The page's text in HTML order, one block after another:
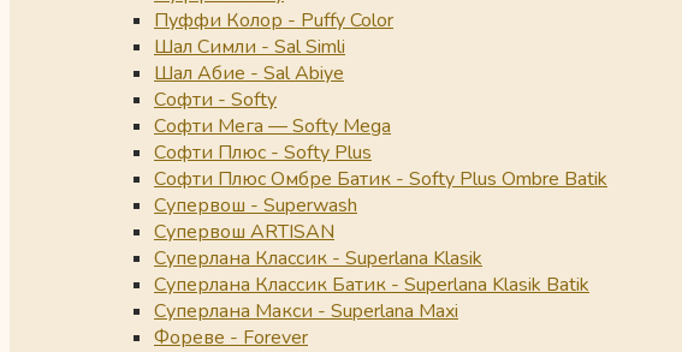
Пуффи Колор - Puffy Color
Шал Симли - Sal Simli
Шал Абие - Sal Abiye
Софти - Softy
Софти Мега — Softy Mega
Софти Плюс - Softy Plus
Софти Плюс Омбре Батик - Softy Plus Ombre Batik
Супервош - Superwash
Супервош ARTISAN
Суперлана Классик - Superlana Klasik
Суперлана Классик Батик - Superlana Klasik Batik
Суперлана Макси - Superlana Maxi
Фореве - Forever